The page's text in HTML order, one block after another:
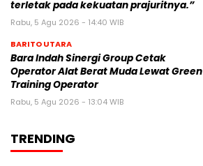
terletak pada kekuatan prajuritnya.”
Rabu, 5 Agu 2026 - 14:40 WIB
BARITO UTARA
Bara Indah Sinergi Group Cetak
Operator Alat Berat Muda Lewat Green
Training Operator
Rabu, 5 Agu 2026 - 13:04 WIB
TRENDING